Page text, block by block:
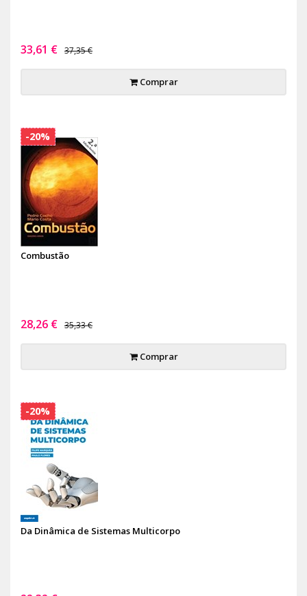
33,61 € 37,35 €
Comprar
Combustão
28,26 € 35,33 €
Comprar
-20%
Da Dinâmica de Sistemas Multicorpo
-20%